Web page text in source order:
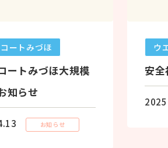
ートみづほ
ートみづほ大規模
知らせ
お知らせ
ウ
安